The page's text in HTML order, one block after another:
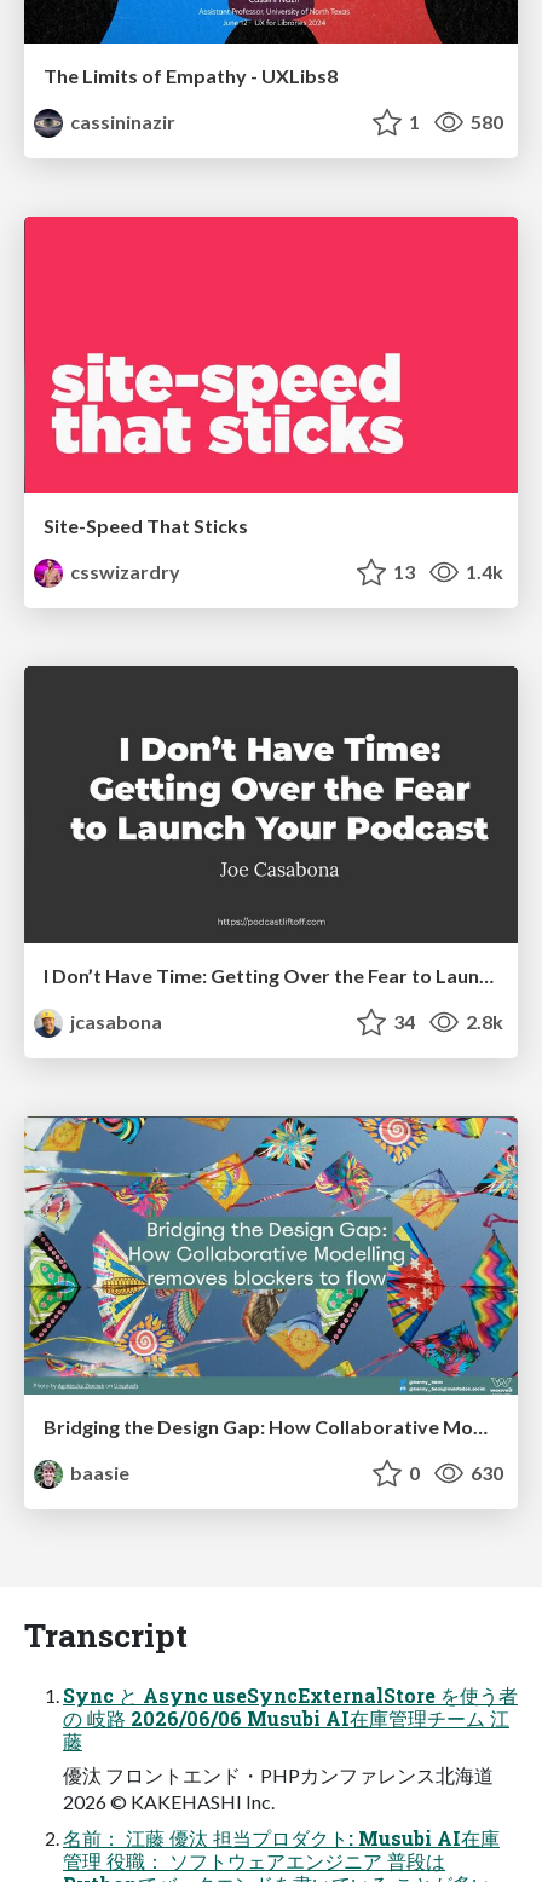
The Limits of Empathy - UXLibs8
cassininazir
1 580
Site-Speed That Sticks
csswizardry
13 1.4k
I Don’t Have Time: Getting Over the Fear to Launch Your Podcast
jcasabona
34 2.8k
baasie
0 630
Transcript
Sync と Async useSyncExternalStore を使う者
の 岐路 2026/06/06 Musubi AI在庫管理チーム 江
藤
優汰 フロントエンド・PHPカンファレンス北海道
2026 © KAKEHASHI Inc.
名前： 江藤 優汰 担当プロダクト: Musubi AI在庫
管理 役職： ソフトウェアエンジニア 普段は